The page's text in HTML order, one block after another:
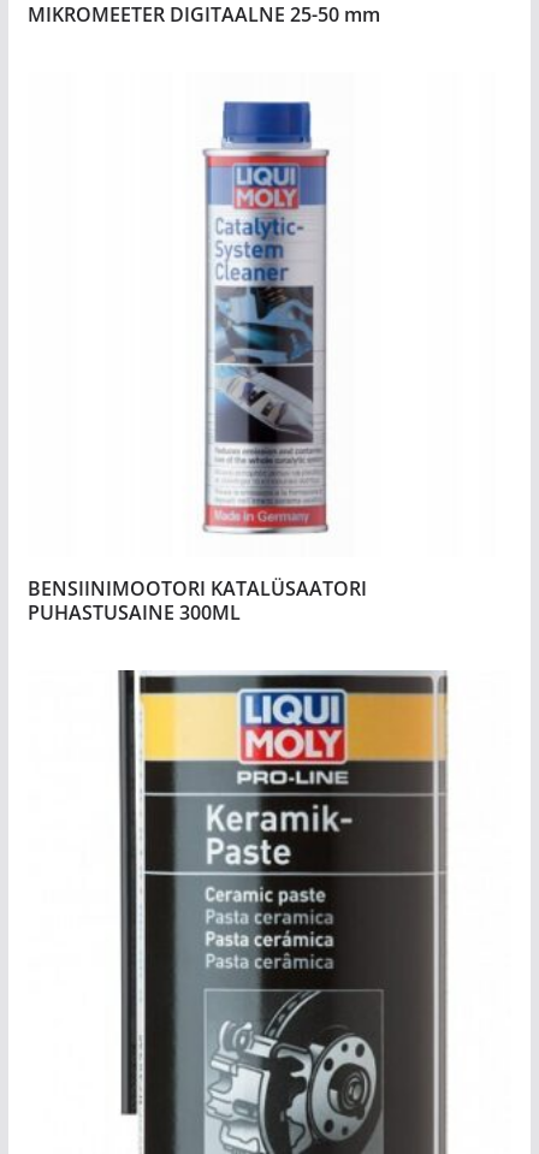
MIKROMEETER DIGITAALNE 25-50 mm
BENSIINIMOOTORI KATALÜSAATORI
PUHASTUSAINE 300ML